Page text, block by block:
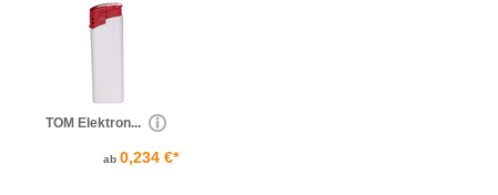
TOM Elektron...
ab 0,234 €*